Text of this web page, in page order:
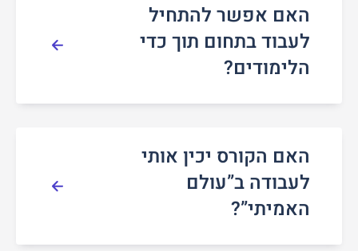
האם אפשר להתחיל
לעבוד בתחום תוך כדי
הלימודים?
האם הקורס יכין אותי
לעבודה ב”עולם
האמיתי”?